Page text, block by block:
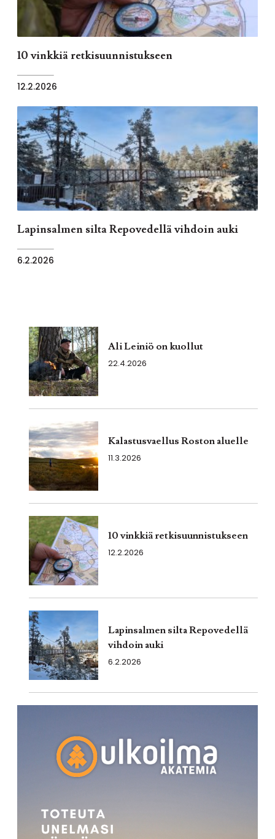
10 vinkkiä retkisuunnistukseen
12.2.2026
Lapinsalmen silta Repovedellä vihdoin auki
6.2.2026
Ali Leiniö on kuollut
22.4.2026
Kalastusvaellus Roston aluelle
11.3.2026
10 vinkkiä retkisuunnistukseen
12.2.2026
Lapinsalmen silta Repovedellä
vihdoin auki
6.2.2026